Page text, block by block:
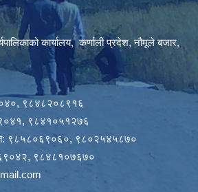
कार्यालय, कर्णाली प्रदेश, नौमूले बजार,
९८४८२०८९१६
९८४१०५१२७६
९८५८०६९०६०, ९८०२५४५८७०
९८४८१०७६७०